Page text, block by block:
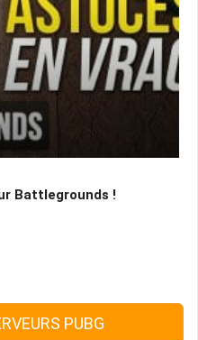
Battlegrounds !
PUBG